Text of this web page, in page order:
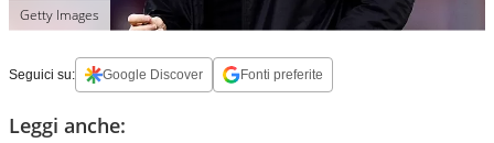
Getty Images
Seguici su: Google Discover Fonti preferite
Leggi anche: